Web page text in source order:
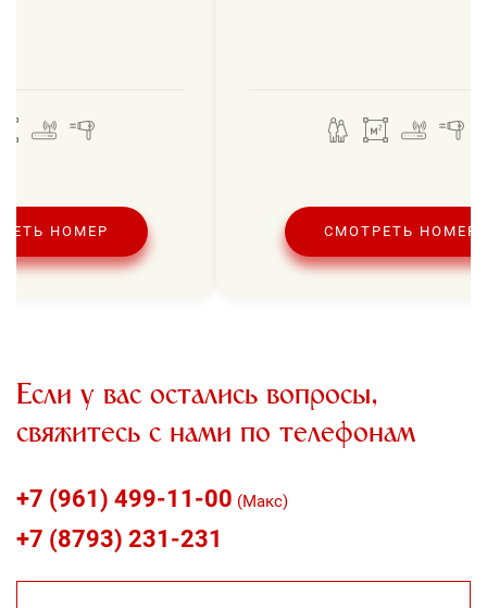
НОМЕР СМОТРЕТЬ НОМЕР
Если у вас остались вопросы,
свяжитесь с нами по телефонам
+7 (961) 499-11-00 (Макс)
+7 (8793) 231-231